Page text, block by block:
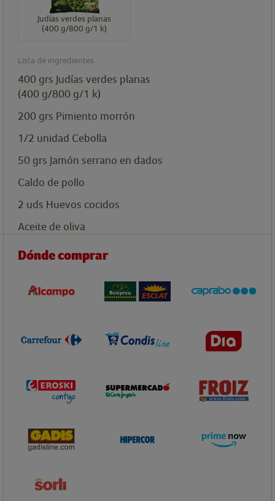
Judías verdes planas
(400 g/800 g/1 k)
Lista de ingredientes
400 grs Judías verdes planas
(400 g/800 g/1 k)
200 grs Pimiento morrón
1/2 unidad Cebolla
50 grs Jamón serrano en dados
Caldo de pollo
2 uds Huevos cocidos
Aceite de oliva
Dónde comprar